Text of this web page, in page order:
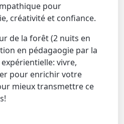
pour
créativité et confiance.
de la forêt (2 nuits en
en pédagaogie par la
vivre,
pour enrichir votre
mieux transmettre ce